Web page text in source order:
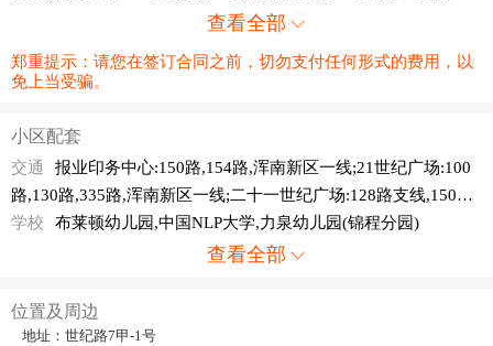
查看全部
郑重提示：请您在签订合同之前，切勿支付任何形式的费用，以
免上当受骗。
小区配套
交通
报业印务中心:150路,154路,浑南新区一线;21世纪广场:100
路,130路,335路,浑南新区一线;二十一世纪广场:128路支线,150
路,154路,188路,188路五洲城专线,214路;沈阳公交经纬公司100路
站务室:辽宁省沈阳市浑南区新隆街6号附近;世纪大厦:有轨电车3
学校 布莱顿幼儿园,中国NLP大学,力泉幼儿园(锦程分园)
查看全部
位置及周边
地址：世纪路7甲-1号